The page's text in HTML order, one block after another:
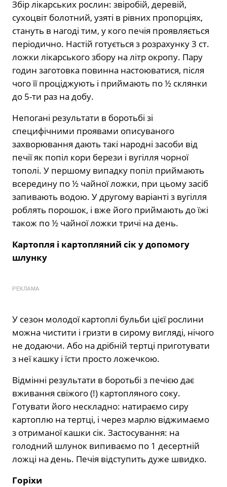
Збір лікарських рослин: звіробій, деревій,
сухоцвіт болотний, узяті в рівних пропорціях,
стануть в нагоді тим, у кого печія проявляється
періодично. Настій готується з розрахунку 3 ст.
ложки лікарського збору на літр окропу. Пару
годин заготовка повинна настоюватися, після
чого її проціджують і приймають по ½ склянки
до 5-ти раз на добу.
Непогані результати в боротьбі зі
специфічними проявами описуваного
захворювання дають такі народні засоби від
печії як попіл кори берези і вугілля чорної
тополі. У першому випадку попіл приймають
всередину по ½ чайної ложки, при цьому засіб
запивають водою. У другому варіанті з вугілля
роблять порошок, і вже його приймають до їжі
також по ½ чайної ложки тричі на день.
Картопля і картопляний сік у допомогу
шлунку
РЕКЛАМА
У сезон молодої картоплі бульби цієї рослини
можна чистити і гризти в сирому вигляді, нічого
не додаючи. Або на дрібній тертці приготувати
з неї кашку і їсти просто ложечкою.
Відмінні результати в боротьбі з печією дає
вживання свіжого (!) картопляного соку.
Готувати його нескладно: натираємо сиру
картоплю на тертці, і через марлю віджимаємо
з отриманої кашки сік. Застосування: на
голодний шлунок випиваємо по 1 десертній
ложці на день. Печія відступить дуже швидко.
Горіхи